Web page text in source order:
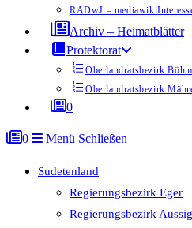
RADwJ – mediawiki
Archiv – Heimatblätter
Protektorat
Oberlandratsbezirk
Oberlandratsbezirk
0
0 Menü Schließen
Sudetenland
Regierungsbezirk Eger
Regierungsbezirk Aussig